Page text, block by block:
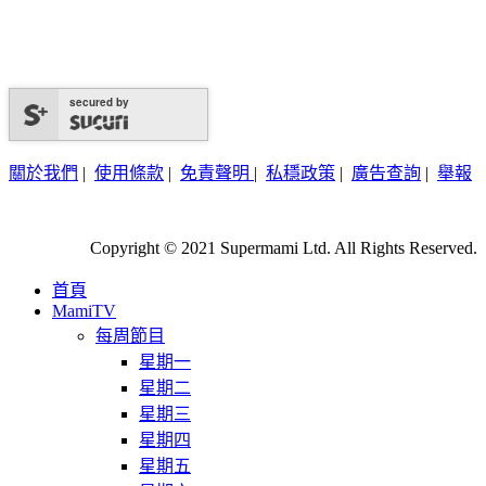
secured by
關於我們 | 使用條款 | 免責聲明 | 私穩政策 | 廣告查詢 | 舉報
Copyright © 2021 Supermami Ltd. All Rights Reserved.
首頁
MamiTV
每周節目
星期一
星期二
星期三
星期四
星期五